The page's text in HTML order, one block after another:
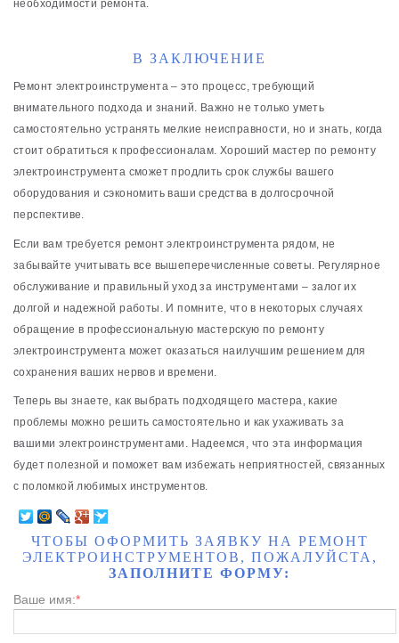
необходимости ремонта.
В ЗАКЛЮЧЕНИЕ
Ремонт электроинструмента – это процесс, требующий
внимательного подхода и знаний. Важно не только уметь
самостоятельно устранять мелкие неисправности, но и знать, когда
стоит обратиться к профессионалам. Хороший мастер по ремонту
электроинструмента сможет продлить срок службы вашего
оборудования и сэкономить ваши средства в долгосрочной
перспективе.
Если вам требуется ремонт электроинструмента рядом, не
забывайте учитывать все вышеперечисленные советы. Регулярное
обслуживание и правильный уход за инструментами – залог их
долгой и надежной работы. И помните, что в некоторых случаях
обращение в профессиональную мастерскую по ремонту
электроинструмента может оказаться наилучшим решением для
сохранения ваших нервов и времени.
Теперь вы знаете, как выбрать подходящего мастера, какие
проблемы можно решить самостоятельно и как ухаживать за
вашими электроинструментами. Надеемся, что эта информация
будет полезной и поможет вам избежать неприятностей, связанных
с поломкой любимых инструментов.
ЧТОБЫ ОФОРМИТЬ ЗАЯВКУ НА РЕМОНТ
ЭЛЕКТРОИНСТРУМЕНТОВ, ПОЖАЛУЙСТА,
ЗАПОЛНИТЕ ФОРМУ:
Ваше имя:*